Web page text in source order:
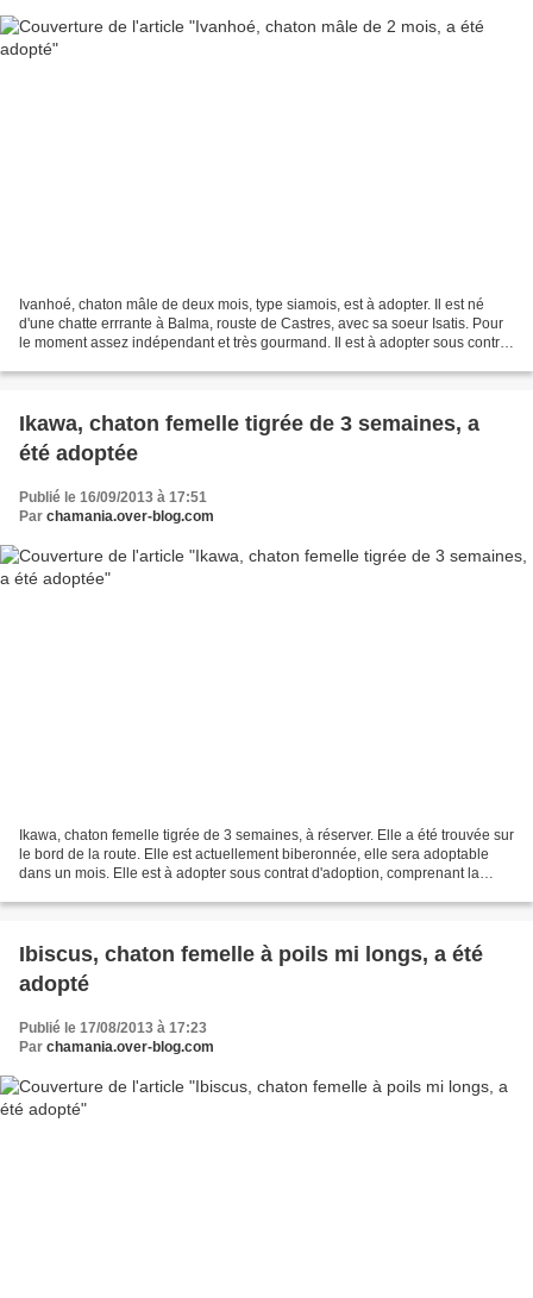
Ivanhoé, chaton mâle de deux mois, type siamois, est à adopter. Il est né
d'une chatte errrante à Balma, rouste de Castres, avec sa soeur Isatis. Pour
le moment assez indépendant et très gourmand. Il est à adopter sous contrat
Ikawa, chaton femelle tigrée de 3 semaines, a
été adoptée
Publié le 16/09/2013 à 17:51
Par chamania.over-blog.com
Ikawa, chaton femelle tigrée de 3 semaines, à réserver. Elle a été trouvée sur
le bord de la route. Elle est actuellement biberonnée, elle sera adoptable
dans un mois. Elle est à adopter sous contrat d'adoption, comprenant la
Ibiscus, chaton femelle à poils mi longs, a été
adopté
Publié le 17/08/2013 à 17:23
Par chamania.over-blog.com